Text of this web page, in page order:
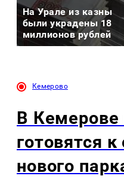
На Урале из казны
были украдены 18
миллионов рублей
Кемерово
В Кемерове
готовятся
нового